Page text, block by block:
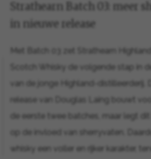
Strathearn Batch 03: meer
in nieuwe release
Met Batch 03 zet Strathearn
Scotch Whisky de volgende stap in
van de jonge Highland-distilleerderij.
release van Douglas Laing bouwt
de eerste twee batches, maar legt
op de invloed van sherryvaten.
whisky een voller en rijker karakter,